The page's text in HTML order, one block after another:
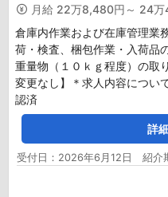
月給 22万8,480円～ 24
倉庫内作業および在庫管理業
荷・検査、梱包作業・入荷品
重量物（１０ｋｇ程度）の取
変更なし】＊求人内容につい
認済
詳
受付日：2026年6月12日 紹介